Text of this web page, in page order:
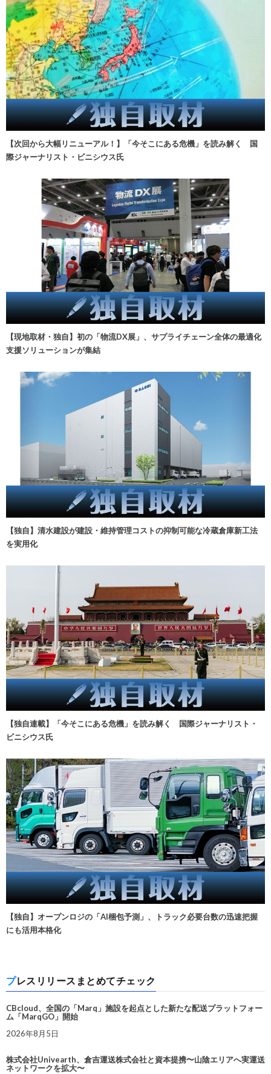
【次回から大幅リニューアル！】「今そこにある危機」を読み解く 国
際ジャーナリスト・ビニシウス氏
【現地取材・独自】初の「物流DX展」、サプライチェーン全体の最適化
支援ソリューションが集結
【独自】清水建設が建設・維持管理コストの抑制可能な冷蔵倉庫新工法
を実用化
【独自連載】「今そこにある危機」を読み解く 国際ジャーナリスト・
ビニシウス氏
【独自】オープンロジの「AI梱包予測」、トラック必要台数の迅速把握
にも活用本格化
プレスリリースまとめてチェック
CBcloud、全国の「Marq」施設を起点とした新たな配送プラットフォー
ム「MarqGO」開始
2026年8月5日
株式会社Univearth、倉吉運送株式会社と資本提携〜山陰エリアへ実運送
ネットワークを拡大〜